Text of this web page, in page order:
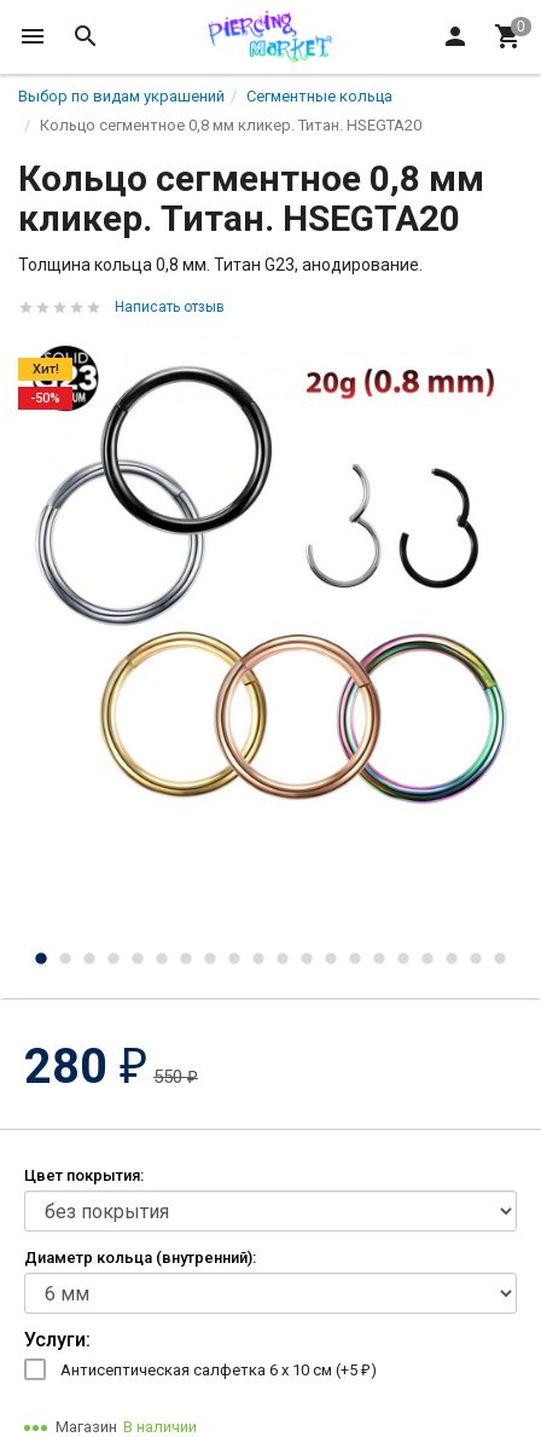
Выбор по видам украшений
Сегментные кольца
Кольцо сегментное 0,8 мм кликер. Титан. HSEGTA20
Кольцо сегментное 0,8 мм
кликер. Титан. HSEGTA20
Толщина кольца 0,8 мм. Титан G23, анодирование.
Написать отзыв
Хит!
-50%
280 ₽ 550₽
Цвет покрытия:
Диаметр кольца (внутренний):
Услуги:
Антисептическая салфетка 6 х 10 см (+5 ₽)
Магазин В наличии